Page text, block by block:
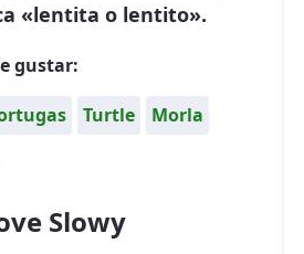
«lentita o lentito».
gustar:
Turtle
Morla
Slowy